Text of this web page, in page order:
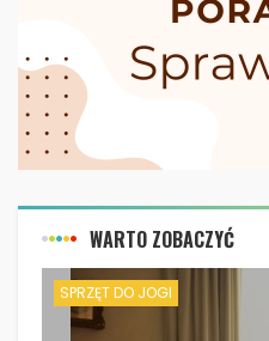
WARTO ZOBACZYĆ
SPRZĘT DO JOGI